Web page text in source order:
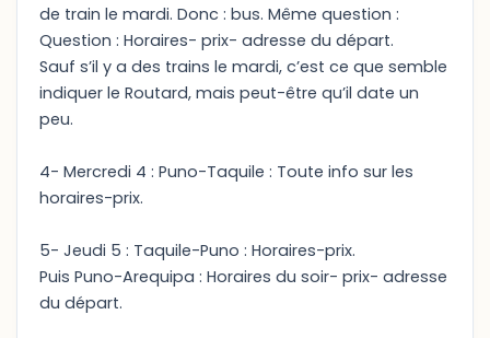
de train le mardi. Donc : bus. Même question :
Question : Horaires- prix- adresse du départ.
Sauf s’il y a des trains le mardi, c’est ce que semble
indiquer le Routard, mais peut-être qu’il date un
peu.
4- Mercredi 4 : Puno-Taquile : Toute info sur les
horaires-prix.
5- Jeudi 5 : Taquile-Puno : Horaires-prix.
Puis Puno-Arequipa : Horaires du soir- prix- adresse
du départ.